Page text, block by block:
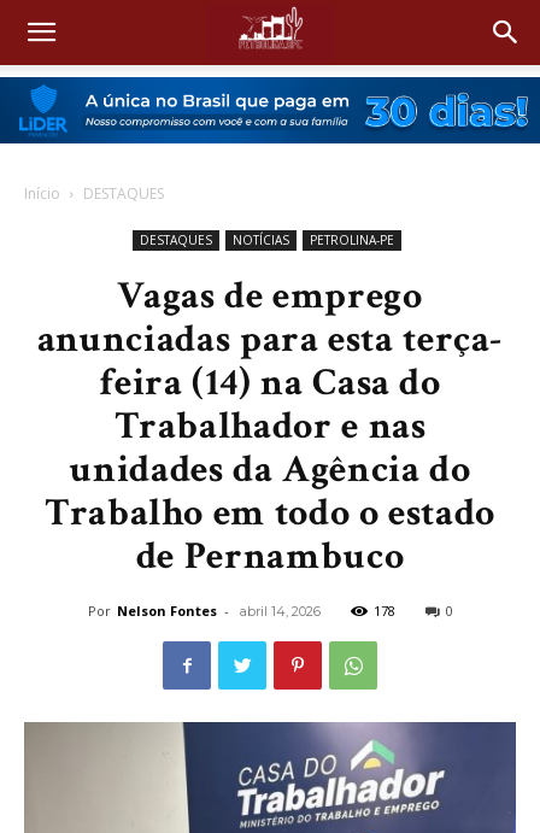
Início DESTAQUES
DESTAQUES NOTÍCIAS PETROLINA-PE
Vagas de emprego
anunciadas para esta terça-
feira (14) na Casa do
Trabalhador e nas
unidades da Agência do
Trabalho em todo o estado
de Pernambuco
Por Nelson Fontes - abril 14, 2026 178 0